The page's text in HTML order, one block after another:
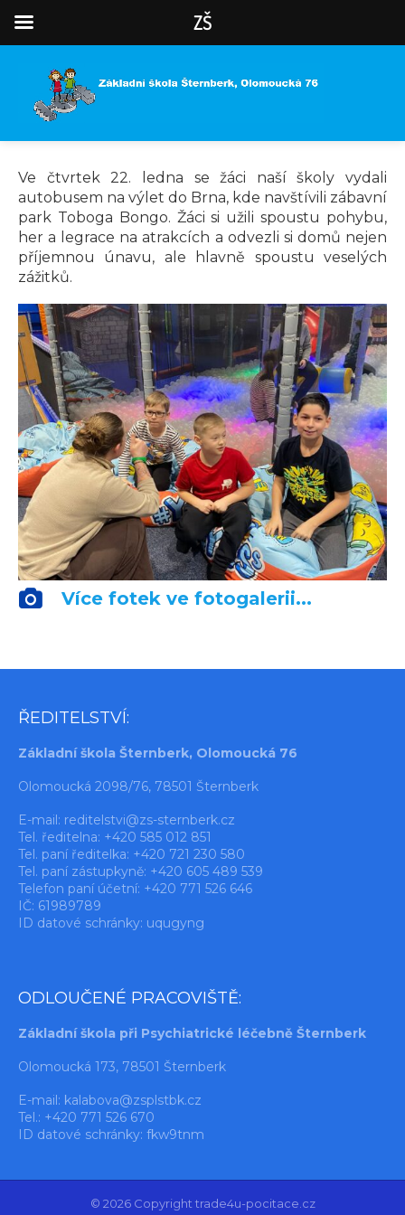
Ve čtvrtek 22. ledna se žáci naší školy vydali
autobusem na výlet do Brna, kde navštívili zábavní
park Toboga Bongo. Žáci si užili spoustu pohybu,
her a legrace na atrakcích a odvezli si domů nejen
příjemnou únavu, ale hlavně spoustu veselých
zážitků.
Více fotek ve fotogalerii...
ŘEDITELSTVÍ:
Základní škola Šternberk, Olomoucká 76
Olomoucká 2098/76, 78501 Šternberk
E-mail: reditelstvi@zs-sternberk.cz
Tel. ředitelna: +420 585 012 851
Tel. paní ředitelka: +420 721 230 580
Tel. paní zástupkyně: +420 605 489 539
Telefon paní účetní: +420 771 526 646
IČ: 61989789
ID datové schránky: uqugyng
ODLOUČENÉ PRACOVIŠTĚ:
Základní škola při Psychiatrické léčebně Šternberk
Olomoucká 173, 78501 Šternberk
E-mail: kalabova@zsplstbk.cz
Tel.: +420 771 526 670
ID datové schránky: fkw9tnm
© 2026 Copyright trade4u-pocitace.cz
ZŠ